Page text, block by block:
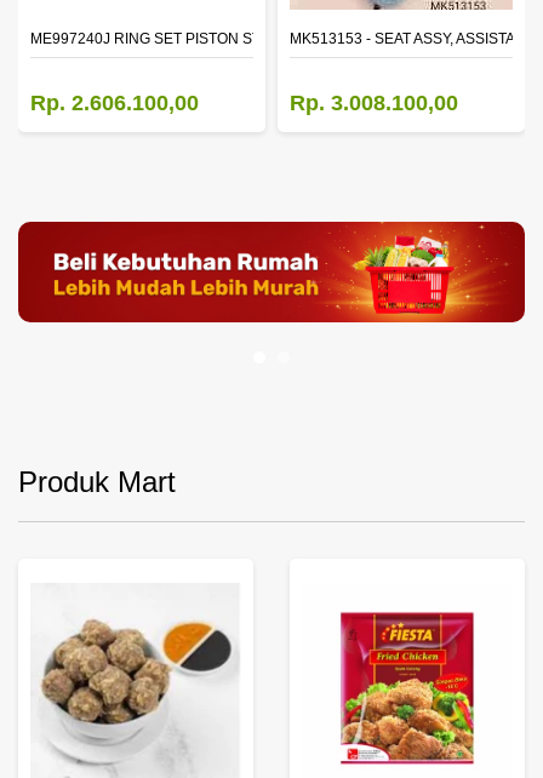
LH
ME997240J RING SET PISTON STD
Rp. 2.606.100,00
MK513153 - SEAT ASSY, ASSISTANT
Rp. 3.008.100,00
Produk Mart